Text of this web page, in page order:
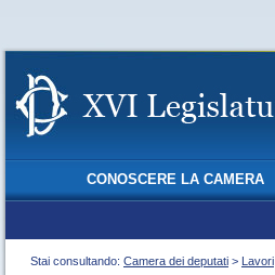
CONOSCERE LA CAMERA
Stai consultando: Camera dei deputati > Lavori